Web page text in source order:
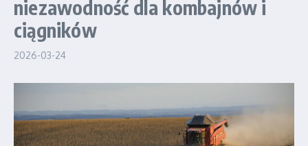
niezawodność dla kombajnów i
ciągników
2026-03-24